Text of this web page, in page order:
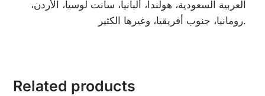
العربية السعودية، هولندا، ألبانيا، سانت لوسيا، الأردن،
رومانيا، جنوب أفريقيا، وغيرها الكثير.
Related products